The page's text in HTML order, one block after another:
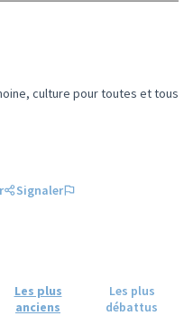
résultats de la catégorie :
culture pour toutes et tous
Signaler
Les plus
anciens
Les plus
débattus